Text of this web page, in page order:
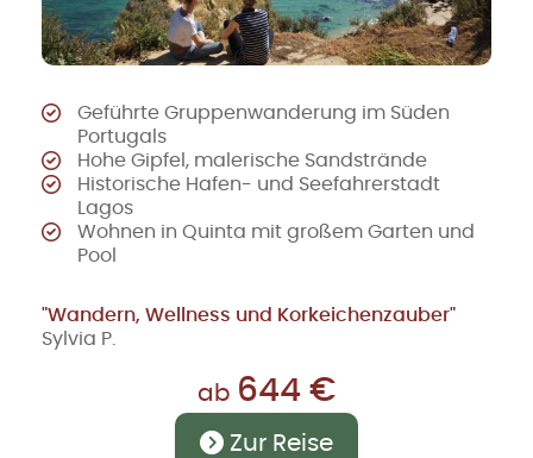
Geführte Gruppenwanderung im Süden
Portugals
Hohe Gipfel, malerische Sandstrände
Historische Hafen- und Seefahrerstadt
Lagos
Wohnen in Quinta mit großem Garten und
Pool
"Wandern, Wellness und Korkeichenzauber"
Sylvia P.
ab 644 €
Zur Reise